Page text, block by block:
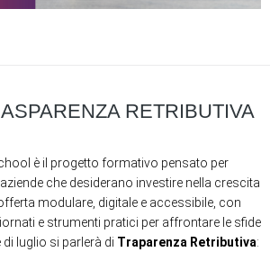
RETRIBUTIVA
è il progetto formativo pensato per
che desiderano investire nella crescita
modulare, digitale e accessibile, con
e strumenti pratici per affrontare le sfide
luglio si parlerà di Traparenza Retributiva: